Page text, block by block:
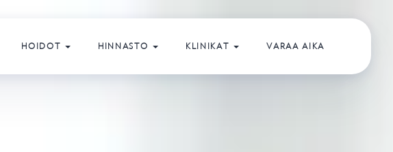
HOIDOT HINNASTO KLINIKAT VARAA AIKA